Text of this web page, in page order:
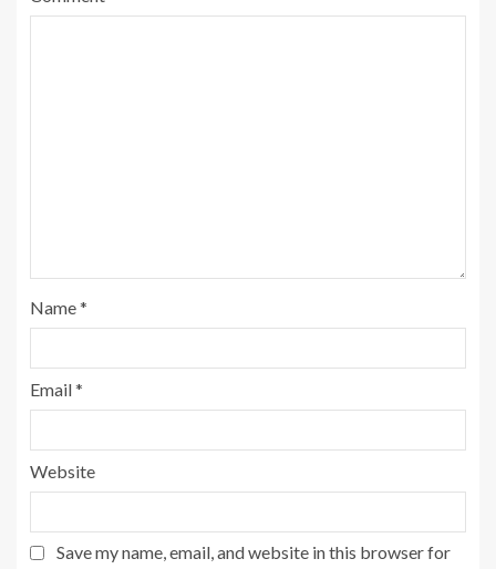
Name*
Email*
Website
Save my name, email, and website in this browser for